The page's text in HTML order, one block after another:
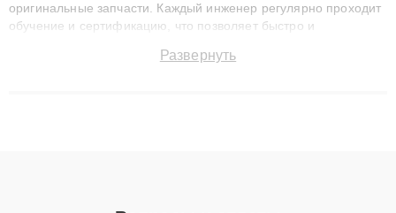
оригинальные запчасти. Каждый инженер регулярно проходит
обучение и сертификацию, что позволяет быстро и
сохранением гарантии до 3 лет. Наши мастера решают
Развернуть